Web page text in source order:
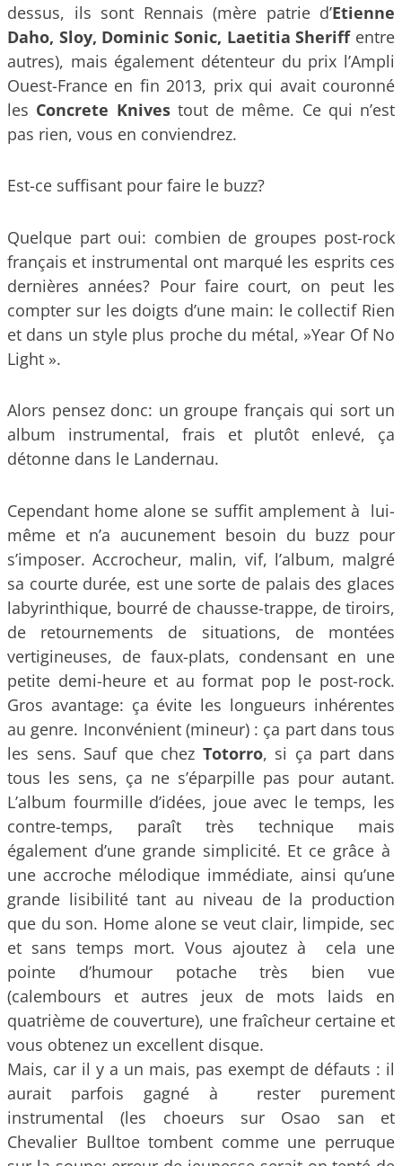
dessus, ils sont Rennais (mère patrie d’Etienne
Daho, Sloy, Dominic Sonic, Laetitia Sheriffentre
autres), mais également détenteur du prix l’Ampli
Ouest-France en fin 2013, prix qui avait couronné
les Concrete Knivestout de même. Ce qui n’est
pas rien, vous en conviendrez.
Est-ce suffisant pour faire le buzz?
Quelque part oui: combien de groupes post-rock
français et instrumental ont marqué les esprits ces
dernières années? Pour faire court, on peut les
compter sur les doigts d’une main: le collectif Rien
et dans un style plus proche du métal, »Year Of No
Light ».
Alors pensez donc: un groupe français qui sort un
album instrumental, frais et plutôt enlevé, ça
détonne dans le Landernau.
Cependant home alone se suffit amplement à lui-
même et n’a aucunement besoin du buzz pour
s’imposer. Accrocheur, malin, vif, l’album, malgré
sa courte durée, est une sorte de palais des glaces
labyrinthique, bourré de chausse-trappe, de tiroirs,
de retournements de situations, de montées
vertigineuses, de faux-plats, condensant en une
petite demi-heure et au format pop le post-rock.
Gros avantage: ça évite les longueurs inhérentes
au genre. Inconvénient (mineur) : ça part dans tous
les sens. Sauf que chez Totorro, si ça part dans
tous les sens, ça ne s’éparpille pas pour autant.
L’album fourmille d’idées, joue avec le temps, les
contre-temps, paraît très technique mais
également d’une grande simplicité. Et ce grâce à
une accroche mélodique immédiate, ainsi qu’une
grande lisibilité tant au niveau de la production
que du son. Home alone se veut clair, limpide, sec
et sans temps mort. Vous ajoutez à cela une
pointe d’humour potache très bien vue
(calembours et autres jeux de mots laids en
quatrième de couverture), une fraîcheur certaine et
vous obtenez un excellent disque.
Mais, car il y a un mais, pas exempt de défauts : il
aurait parfois gagné à rester purement
instrumental (les choeurs sur Osao san et
Chevalier Bulltoe tombent comme une perruque